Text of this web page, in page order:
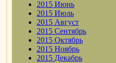
2015 Июнь
2015 Июль
2015 Август
2015 Сентябрь
2015 Октябрь
2015 Ноябрь
2015 Декабрь